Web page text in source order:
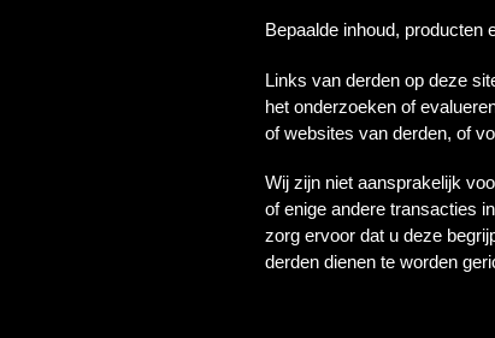
Bepaalde inhoud, producten
Links van derden op deze
het onderzoeken of
of websites van derden, of
Wij zijn niet aansprakelijk
of enige andere transacties
zorg ervoor dat u deze
derden dienen te worden